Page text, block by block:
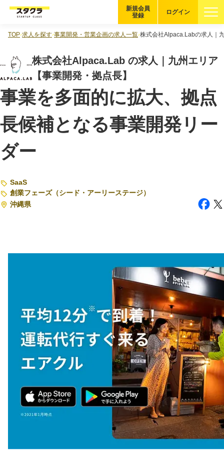
企業を探す
適性診断 無料・5分
スタクラが選ばれる理由
スタートアップ厳選の仕組み
登録者の転職・副業実績
CEOインタビュー
転職
大学発スタートアップ
導入事例
お問い合わせ
法人向け資料ダウンロード
ログイン
新規会員
登録
TOP 求人を探す 事業開発・営業企画の求人一覧 株式会社Alpaca.Labの求人｜
株式会社Alpaca.Lab の求人｜九州エリア
【事業開発・拠点長】
事業を多面的に拡大、拠点
長候補となる事業開発リー
ダー
SaaS
創業フェーズ（シード・アーリーステージ）
沖縄県